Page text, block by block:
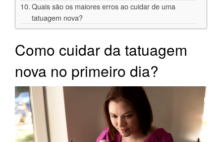
Quais são os maiores erros ao cuidar de uma
tatuagem nova?
Como cuidar da tatuagem
nova no primeiro dia?